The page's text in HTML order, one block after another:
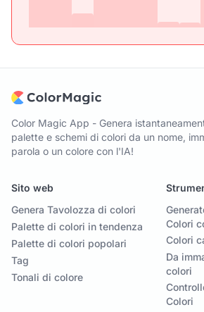
Color Magic App - Genera
palette e schemi di colori da un nome,
parola o un colore con l'IA!
Sito web
Genera Tavolozza di colori
Palette di colori in tendenza
Palette di colori popolari
Tag
Tonali di colore
Colori
Colori
Da
colori
Colori